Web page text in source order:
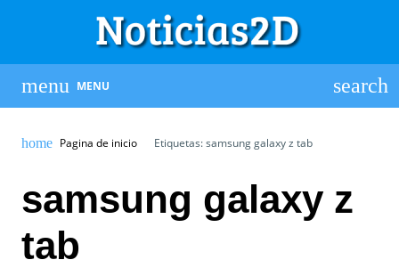
MENU
Pagina de inicio Etiquetas: samsung galaxy z tab
samsung galaxy z
tab